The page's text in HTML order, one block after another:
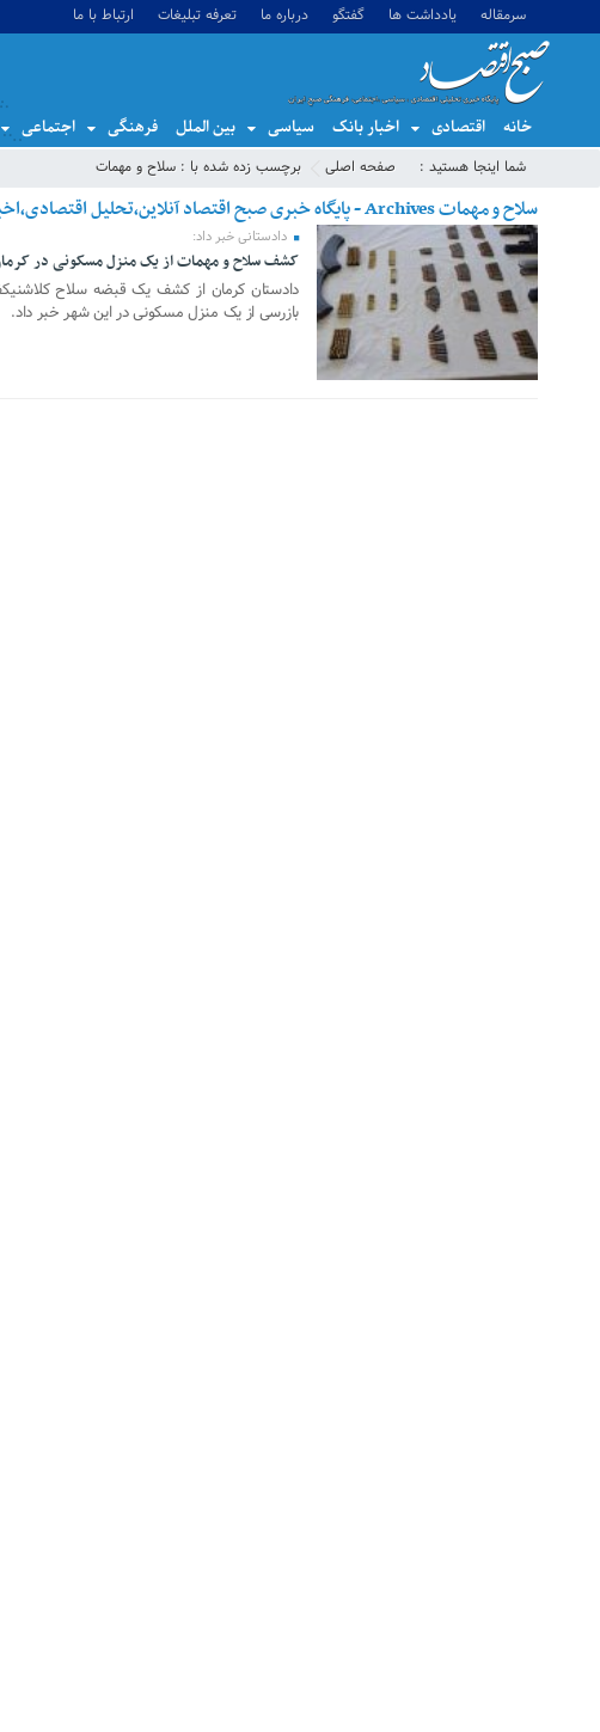
سرمقاله یادداشت ها گفتگو درباره ما تعرفه تبلیغات ارتباط با ما
خانه اقتصادی اخبار بانک سیاسی بین الملل فرهنگی اجتماعی
شما اینجا هستید : صفحه اصلی برچسب زده شده با : سلاح و مهمات
سلاح و مهمات Archives - پایگاه خبری صبح اقتصاد آنلاین،تحلیل اقتصادی،اخبار اقتصادی
11 فوریه 2025
دادستانی خبر داد:
کشف سلاح و مهمات از یک منزل مسکونی در
دادستان کرمان از کشف یک قبضه سلاح
بازرسی از یک منزل مسکونی در این شهر خبر داد.